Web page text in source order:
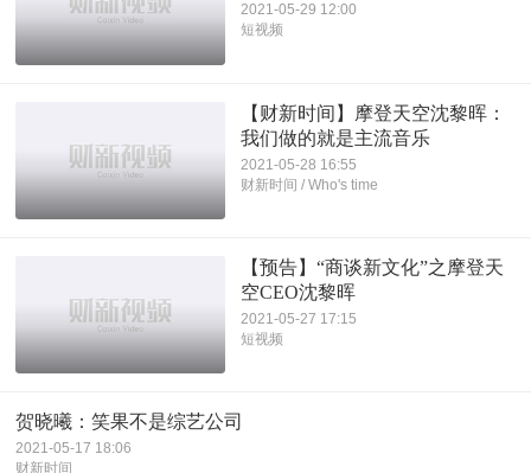
2021-05-29 12:00
短视频
【财新时间】摩登天空沈黎晖：
我们做的就是主流音乐
2021-05-28 16:55
财新时间 / Who's time
【预告】“商谈新文化”之摩登天
空CEO沈黎晖
2021-05-27 17:15
短视频
贺晓曦：笑果不是综艺公司
2021-05-17 18:06
财新时间